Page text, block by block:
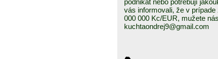
podnikat nebo potrebují
vás informovali, že v
000 000 Kc/EUR, mužete
kuchtaondrej9@gmail.com